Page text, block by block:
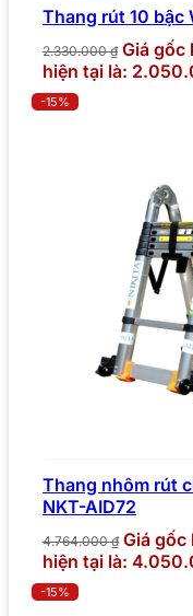
Thang rút 10 bậc
2.330.000₫ Giá gốc
hiện tại là:
-15%
Thang nhôm rút
NKT-AID72
4.764.000₫ Giá
hiện tại là:
-15%